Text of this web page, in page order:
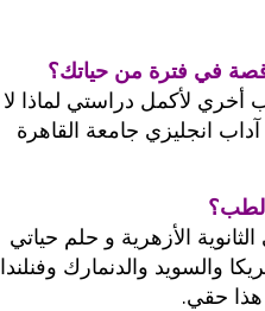
في فترة من حياتك؟
أخري لأكمل دراستي لماذا لا
انجليزي جامعة القاهرة
الأزهرية و حلم حياتي
والسويد والدنمارك وفنلندا
هذا حقي.